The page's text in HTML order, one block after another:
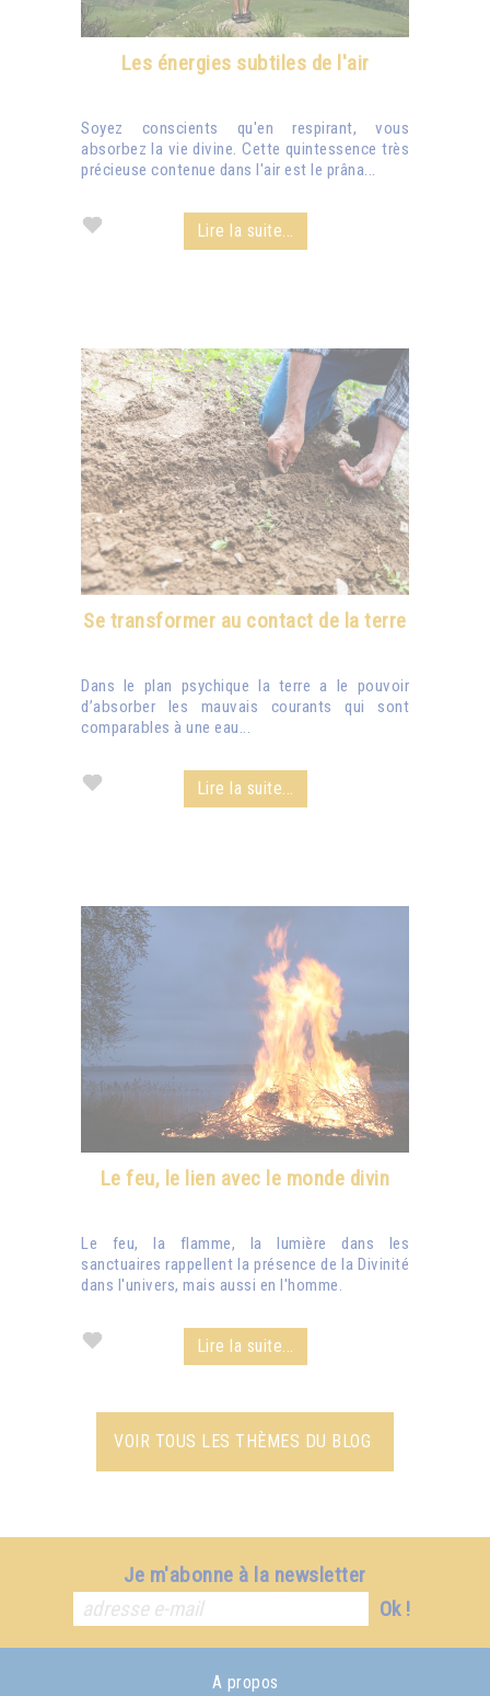
Les énergies subtiles de l'air
Soyez conscients qu'en respirant, vous
absorbez la vie divine. Cette quintessence très
précieuse contenue dans l'air est le prâna...
Lire la suite...
Se transformer au contact de la terre
Dans le plan psychique la terre a le pouvoir
d’absorber les mauvais courants qui sont
comparables à une eau...
Lire la suite...
Le feu, le lien avec le monde divin
Le feu, la flamme, la lumière dans les
sanctuaires rappellent la présence de la Divinité
dans l'univers, mais aussi en l'homme.
Lire la suite...
VOIR TOUS LES THÈMES DU BLOG
Je m'abonne à la newsletter
Ok !
A propos